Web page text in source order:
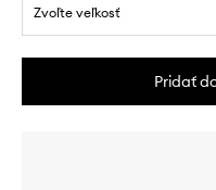
Zvoľte veľkosť
Pridať